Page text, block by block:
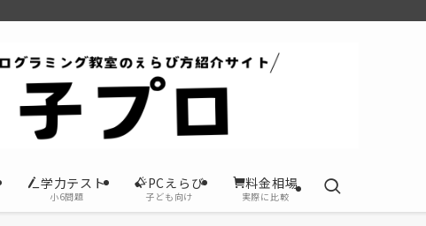
学力テスト
小6問題
PCえらび
子ども向け
料金相場
実際に比較